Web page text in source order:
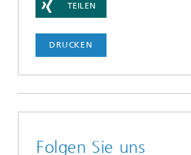
TEILEN
DRUCKEN
Folgen Sie uns